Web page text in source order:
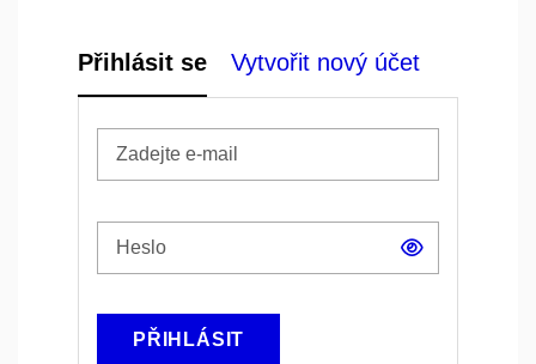
Přihlásit se Vytvořit nový účet
Zobrazit
PŘIHLÁSIT